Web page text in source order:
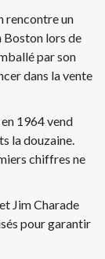
rencontre un
Boston lors de
par son
dans la vente
1964 vend
la douzaine.
chiffres ne
Jim Charade
pour garantir